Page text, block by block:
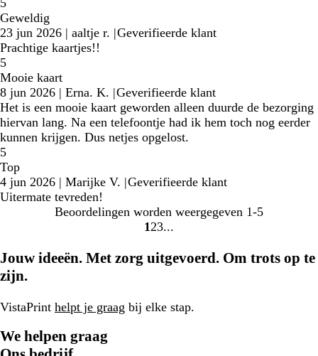
5
Geweldig
23 jun 2026 | aaltje r. |Geverifieerde klant
Prachtige kaartjes!!
5
Mooie kaart
8 jun 2026 | Erna. K. |Geverifieerde klant
Het is een mooie kaart geworden alleen duurde de bezorging
hiervan lang. Na een telefoontje had ik hem toch nog eerder
kunnen krijgen. Dus netjes opgelost.
5
Top
4 jun 2026 | Marijke V. |Geverifieerde klant
Uitermate tevreden!
Beoordelingen worden weergegeven 1-5
Naar
1 Naar
2 Naar
3
Jouw ideeën. Met zorg uitgevoerd. Om trots op te
zijn.
VistaPrint helpt je graag bij elke stap.
We helpen graag